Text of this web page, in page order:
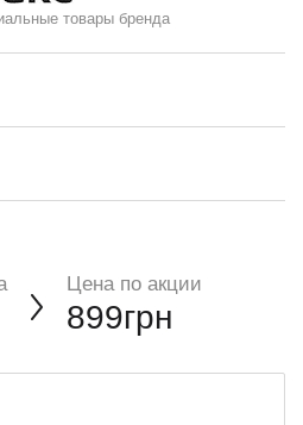
товары бренда
Цена по акции
899грн